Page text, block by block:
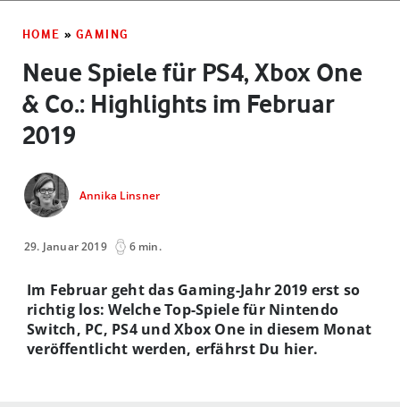
HOME » GAMING
Neue Spiele für PS4, Xbox One
& Co.: Highlights im Februar
2019
Annika Linsner
29. Januar 2019 6 min.
Im Februar geht das Gaming-Jahr 2019 erst so
richtig los: Welche Top-Spiele für Nintendo
Switch, PC, PS4 und Xbox One in diesem Monat
veröffentlicht werden, erfährst Du hier.